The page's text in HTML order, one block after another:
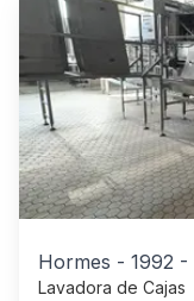
Hormes - 1992 -
Lavadora de Cajas